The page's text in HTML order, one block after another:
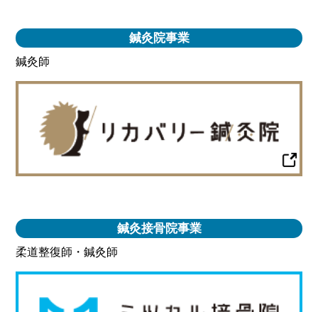
鍼灸院事業
鍼灸師
鍼灸接骨院事業
柔道整復師・鍼灸師